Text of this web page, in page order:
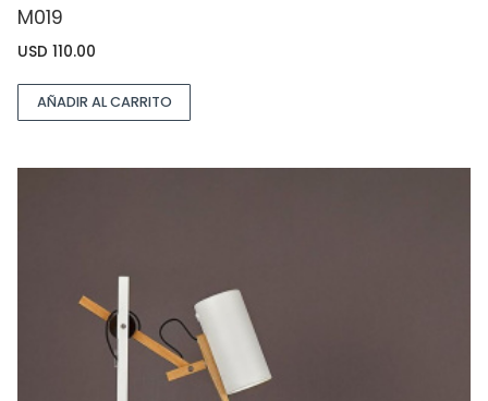
M019
USD 110.00
AÑADIR AL CARRITO